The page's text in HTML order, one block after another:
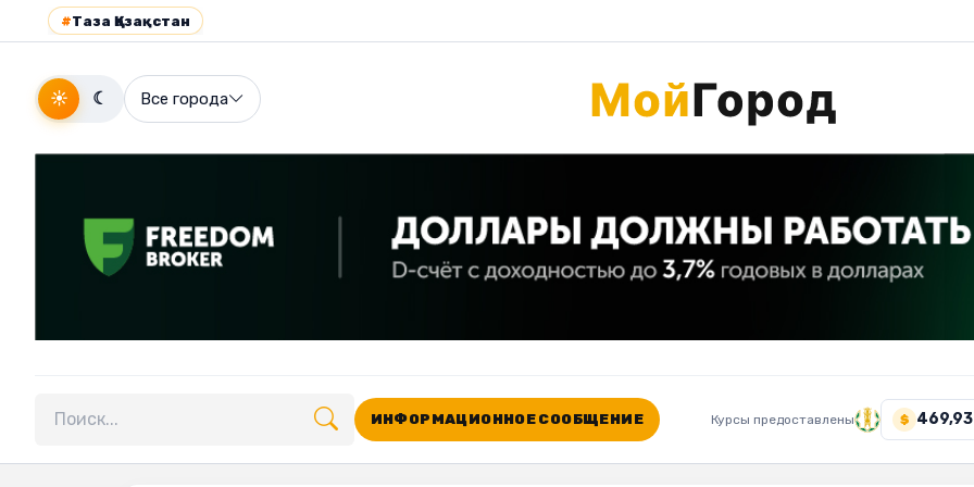
#Таза Қазақстан
☀ ☾ Все города
Поиск по сайту
ИНФОРМАЦИОННОЕ СООБЩЕНИЕ Курсы предоставлены $